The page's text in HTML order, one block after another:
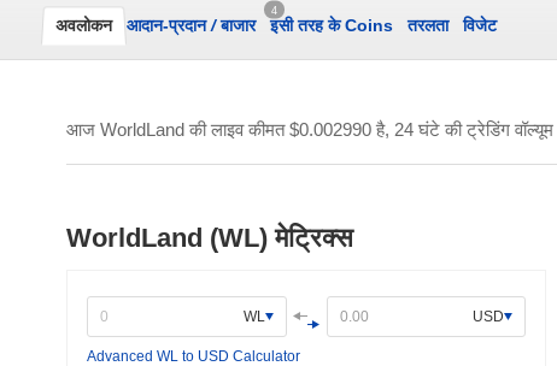
अवलोकन आदान-प्रदान/बाजार
4
इसी तरह के Coins तरलता विजेट
आज WorldLand की लाइव कीमत$0.002990 है, 24 घंटे की ट्रेडिंग वॉल्यूम
WorldLand (WL) मेट्रिक्स
WL USD
Advanced WL to USD Calculator